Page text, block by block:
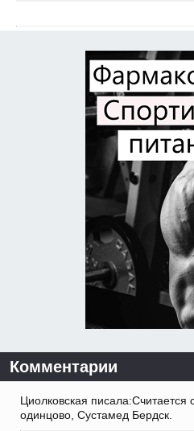
Комментарии
Циолковская писала:Считается
одинцово, Сустамед Бердск.